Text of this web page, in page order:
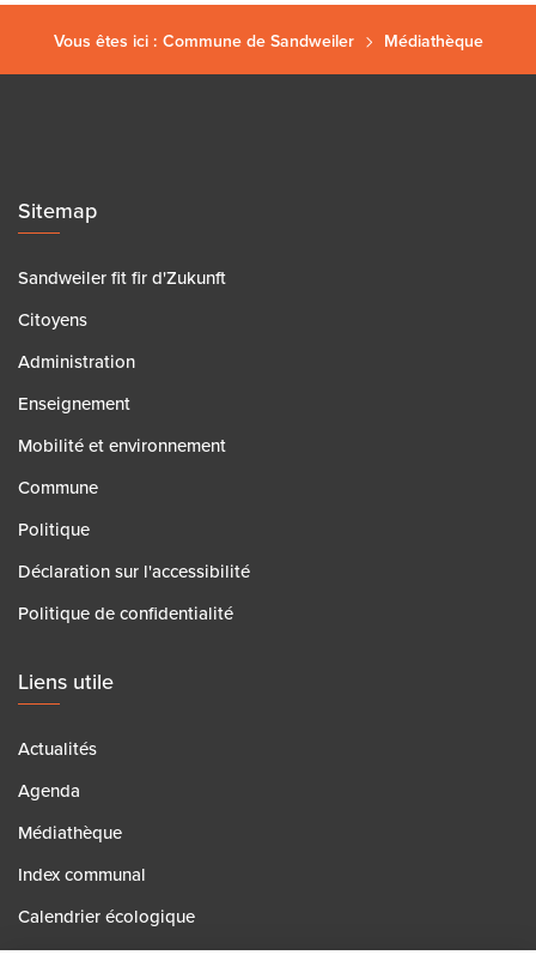
Vous êtes ici : Commune de Sandweiler Médiathèque
Sitemap
Sandweiler fit fir d'Zukunft
Citoyens
Administration
Enseignement
Mobilité et environnement
Commune
Politique
Déclaration sur l'accessibilité
Politique de confidentialité
Liens utile
Actualités
Agenda
Médiathèque
Index communal
Calendrier écologique
Contact